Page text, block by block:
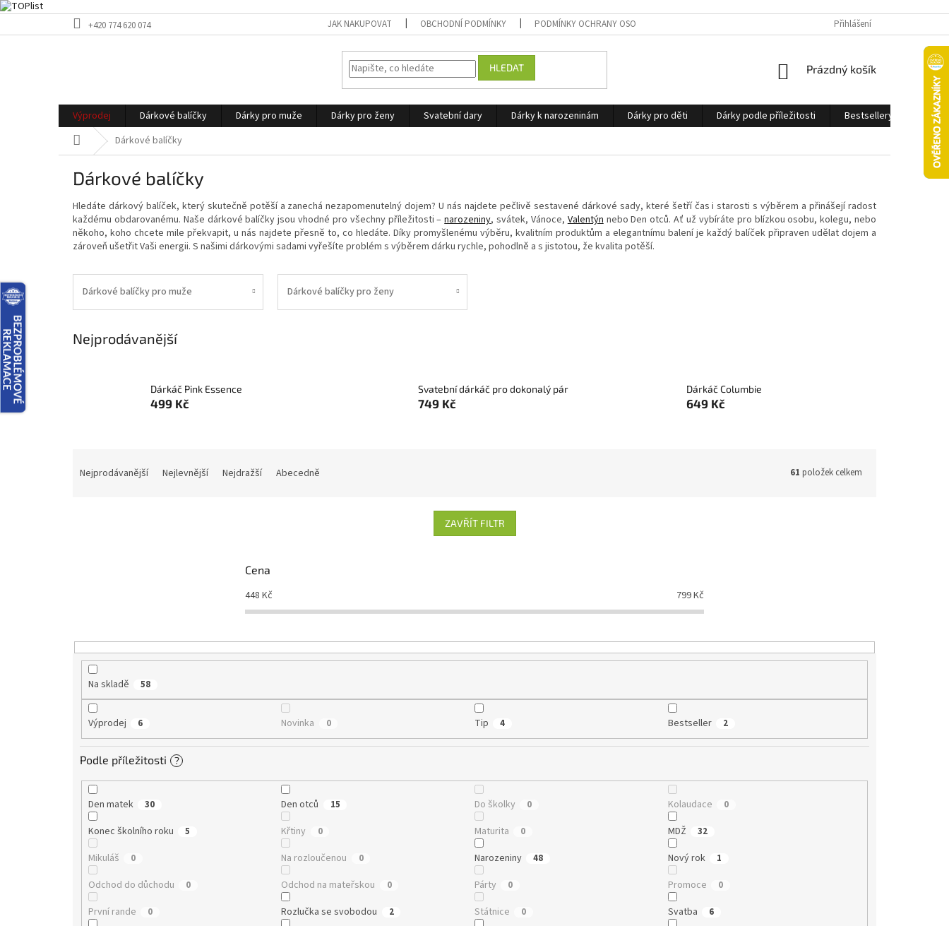
na
+420 774 620 074 JAK NAKUPOVAT OBCHODNÍ PODMÍNKY PODMÍNKY OCHRANY OSOBNÍCH ÚDAJŮ Přihlášení
HLEDAT
NÁKUPNÍ
Prázdný košík
Výprodej Dárkové balíčky Dárky pro muže Dárky pro ženy Svatební dary Dárky k narozeninám Dárky pro děti Dárky podle příležitosti Bestsellery
Domů Dárkové balíčky
Dárkové balíčky
Hledáte dárkový balíček, který skutečně potěší a zanechá nezapomenutelný dojem? U nás najdete pečlivě sestavené dárkové sady, které šetří čas i starosti s výběrem a přinášejí radost
každému obdarovanému. Naše dárkové balíčky jsou vhodné pro všechny příležitosti –narozeniny, svátek, Vánoce, Valentýn nebo Den otců. Ať už vybíráte pro blízkou osobu, kolegu, nebo
někoho, koho chcete mile překvapit, u nás najdete přesně to, co hledáte. Díky promyšlenému výběru, kvalitním produktům a elegantnímu balení je každý balíček připraven udělat dojem a
zároveň ušetřit Vaši energii. S našimi dárkovými sadami vyřešíte problém s výběrem dárku rychle, pohodlně a s jistotou, že kvalita potěší.
Dárkové balíčky pro muže Dárkové balíčky pro ženy
Nejprodávanější
Dárkáč Pink Essence
499 Kč
Svatební dárkáč pro dokonalý pár
749 Kč
Dárkáč Columbie
649 Kč
t
ů
Nejprodávanější Nejlevnější Nejdražší Abecedně 61 položek celkem
ZAVŘÍT FILTR
Cena
448 Kč 799Kč
Na skladě 58
Výprodej 6 Novinka 0 Tip 4 Bestseller 2
Podle příležitosti ?
Den matek 30 Den otců 15 Do školky 0 Kolaudace 0
Konec školního roku 5 Křtiny 0 Maturita 0 MDŽ 32
Mikuláš 0 Na rozloučenou 0 Narozeniny 48 Nový rok 1
Odchod do důchodu 0 Odchod na mateřskou 0 Párty 0 Promoce 0
První rande 0 Rozlučka se svobodou 2 Státnice 0 Svatba 6